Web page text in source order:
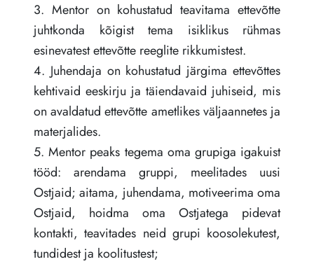
3. Mentor on kohustatud teavitama ettevõtte
juhtkonda kõigist tema isiklikus rühmas
esinevatest ettevõtte reeglite rikkumistest.
4. Juhendaja on kohustatud järgima ettevõttes
kehtivaid eeskirju ja täiendavaid juhiseid, mis
on avaldatud ettevõtte ametlikes väljaannetes ja
materjalides.
5. Mentor peaks tegema oma grupiga igakuist
tööd: arendama gruppi, meelitades uusi
Ostjaid; aitama, juhendama, motiveerima oma
Ostjaid, hoidma oma Ostjatega pidevat
kontakti, teavitades neid grupi koosolekutest,
tundidest ja koolitustest;